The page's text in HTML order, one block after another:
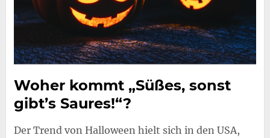
Woher kommt „Süßes, sonst
gibt’s Saures!“?
Der Trend von Halloween hielt sich in den USA,